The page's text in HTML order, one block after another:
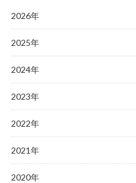
2026年
2025年
2024年
2023年
2022年
2021年
2020年